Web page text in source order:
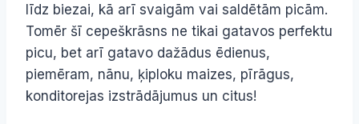
līdz biezai, kā arī svaigām vai saldētām picām.
Tomēr šī cepeškrāsns ne tikai gatavos perfektu
picu, bet arī gatavo dažādus ēdienus,
piemēram, nānu, ķiploku maizes, pīrāgus,
konditorejas izstrādājumus un citus!